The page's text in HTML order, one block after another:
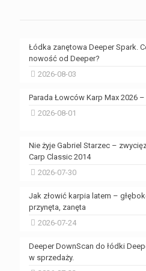
Łódka zanętowa Deeper Spark.
nowość od Deeper?
2026-08-03
Parada Łowców Karp Max 2026 –
2026-08-01
Nie żyje Gabriel Starzec –
Carp Classic 2014
2026-07-30
Jak złowić karpia latem –
przynęta, zanęta
2026-07-24
Deeper DownScan do łódki
w sprzedaży.